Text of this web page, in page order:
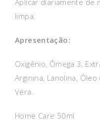
Aplicar diariamente de
limpa.
Apresentação:
Oxigênio, Ômega 3,
Arginina, Lanolina,
Vera.
Home Care 50ml